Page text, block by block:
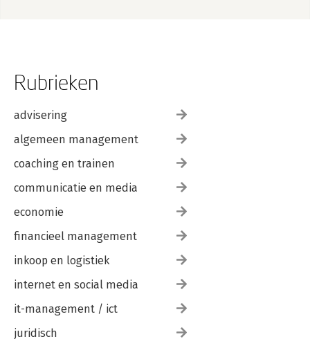
Rubrieken
advisering
algemeen management
coaching en trainen
communicatie en media
economie
financieel management
inkoop en logistiek
internet en social media
it-management / ict
juridisch